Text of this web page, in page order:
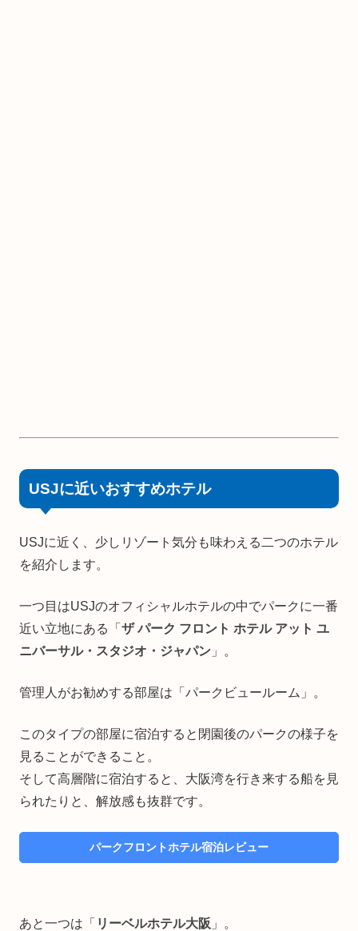
USJに近いおすすめホテル
USJに近く、少しリゾート気分も味わえる二つのホテル
を紹介します。
一つ目はUSJのオフィシャルホテルの中でパークに一番
近い立地にある「 ザ パーク フロント ホテル アット ユ
ニバーサル・スタジオ・ジャパン 」。
管理人がお勧めする部屋は「パークビュールーム」。
このタイプの部屋に宿泊すると閉園後のパークの様子を
見ることができること。
そして高層階に宿泊すると、大阪湾を行き来する船を見
られたりと、解放感も抜群です。
パークフロントホテル宿泊レビュー
あと一つは「 リーベルホテル大阪 」。